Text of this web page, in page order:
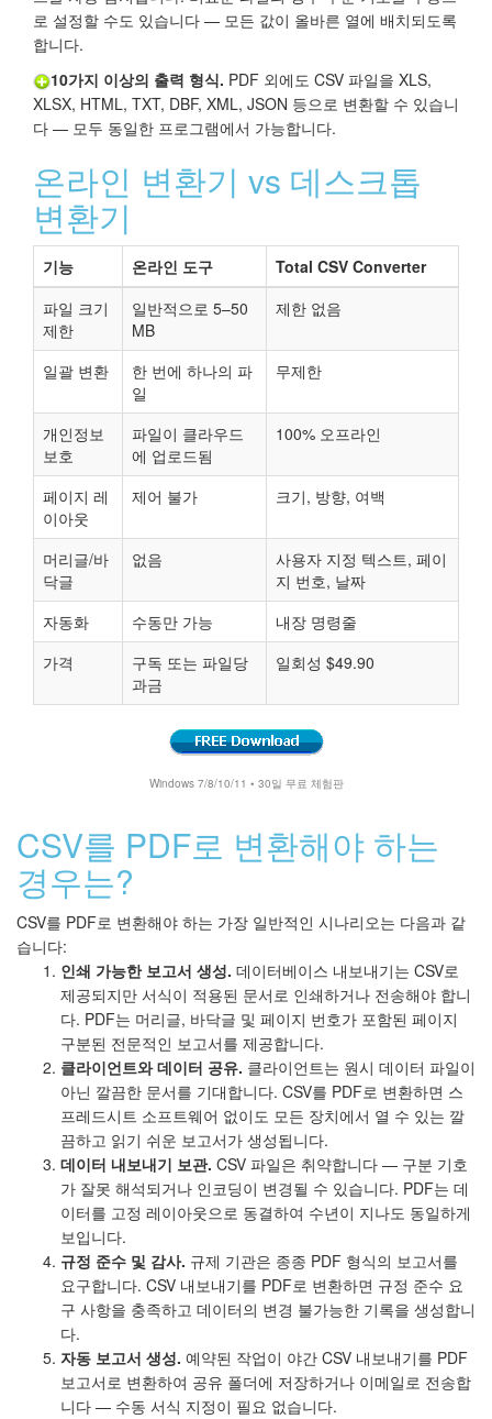
로 설정할 수도 있습니다 — 모든 값이 올바른 열에 배치되도록
합니다.
10가지 이상의 출력 형식. PDF 외에도 CSV 파일을 XLS,
XLSX, HTML, TXT, DBF, XML, JSON 등으로 변환할 수 있습니
다 — 모두 동일한 프로그램에서 가능합니다.
온라인 변환기 vs 데스크톱
변환기
기능 온라인 도구
Total CSV Converter
파일 크기
제한
일반적으로 5–50
MB
제한 없음
일괄 변환
한 번에 하나의 파
일
무제한
개인정보
보호
파일이 클라우드
에 업로드됨
100% 오프라인
페이지 레
이아웃
제어 불가 크기, 방향, 여백
머리글/바
닥글
없음
사용자 지정 텍스트, 페이
지 번호, 날짜
자동화
수동만 가능
내장 명령줄
가격
구독 또는 파일당
과금
일회성 $49.90
Windows 7/8/10/11 • 30일 무료 체험판
CSV를 PDF로 변환해야 하는
경우는?
CSV를 PDF로 변환해야 하는 가장 일반적인 시나리오는 다음과 같
습니다:
인쇄 가능한 보고서 생성. 데이터베이스 내보내기는 CSV로
제공되지만 서식이 적용된 문서로 인쇄하거나 전송해야 합니
다. PDF는 머리글, 바닥글 및 페이지 번호가 포함된 페이지
구분된 전문적인 보고서를 제공합니다.
클라이언트와 데이터 공유. 클라이언트는 원시 데이터 파일이
아닌 깔끔한 문서를 기대합니다. CSV를 PDF로 변환하면 스
프레드시트 소프트웨어 없이도 모든 장치에서 열 수 있는 깔
끔하고 읽기 쉬운 보고서가 생성됩니다.
데이터 내보내기 보관. CSV 파일은 취약합니다 — 구분 기호
가 잘못 해석되거나 인코딩이 변경될 수 있습니다. PDF는 데
이터를 고정 레이아웃으로 동결하여 수년이 지나도 동일하게
보입니다.
규정 준수 및 감사. 규제 기관은 종종 PDF 형식의 보고서를
요구합니다. CSV 내보내기를 PDF로 변환하면 규정 준수 요
구 사항을 충족하고 데이터의 변경 불가능한 기록을 생성합니
다.
자동 보고서 생성. 예약된 작업이 야간 CSV 내보내기를 PDF
보고서로 변환하여 공유 폴더에 저장하거나 이메일로 전송합
니다 — 수동 서식 지정이 필요 없습니다.